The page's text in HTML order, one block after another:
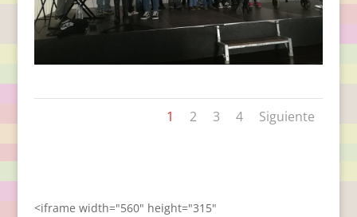
1 2 3 4 Siguiente
<iframe width="560" height="315"